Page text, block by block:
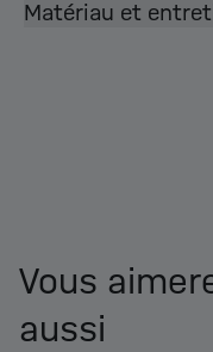
Matériau et
Vous
aussi